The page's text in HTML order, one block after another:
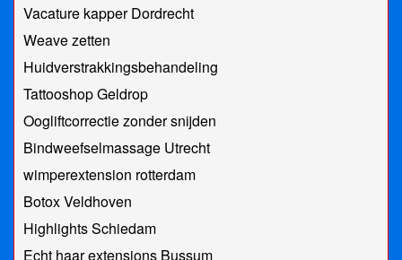
Vacature kapper Dordrecht
Weave zetten
Huidverstrakkingsbehandeling
Tattooshop Geldrop
Oogliftcorrectie zonder snijden
Bindweefselmassage Utrecht
wimperextension rotterdam
Botox Veldhoven
Highlights Schiedam
Echt haar extensions Bussum